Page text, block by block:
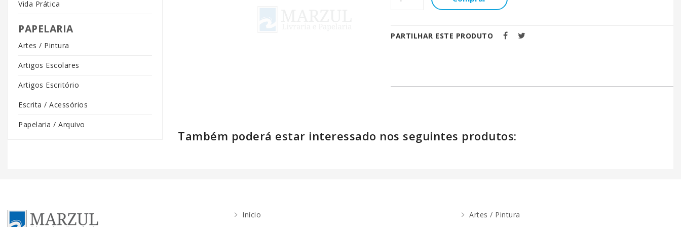
Vida Prática
PAPELARIA
Artes / Pintura
Artigos Escolares
Artigos Escritório
Escrita / Acessórios
Papelaria / Arquivo
PARTILHAR ESTE PRODUTO
Também poderá estar interessado nos seguintes produtos:
Início Artes / Pintura